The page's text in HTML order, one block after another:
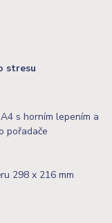
stresu
s horním lepením a
pořadače
298 x 216 mm